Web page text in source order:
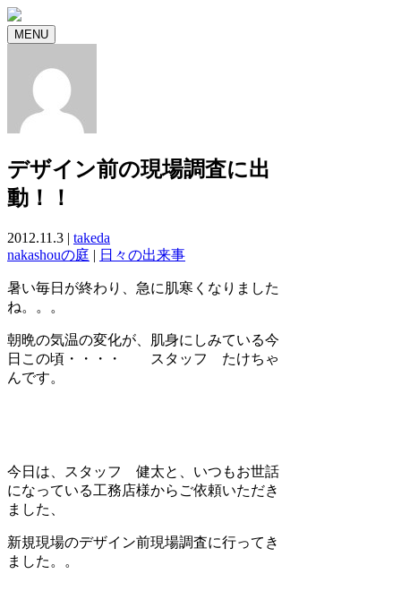
MENU
デザイン前の現場調査に出
動！！
2012.11.3 | takeda
nakashouの庭 | 日々の出来事
暑い毎日が終わり、急に肌寒くなりました
ね。。。
朝晩の気温の変化が、肌身にしみている今
日この頃・・・・ スタッフ たけちゃ
んです。
今日は、スタッフ 健太と、いつもお世話
になっている工務店様からご依頼いただき
ました、
新規現場のデザイン前現場調査に行ってき
ました。。